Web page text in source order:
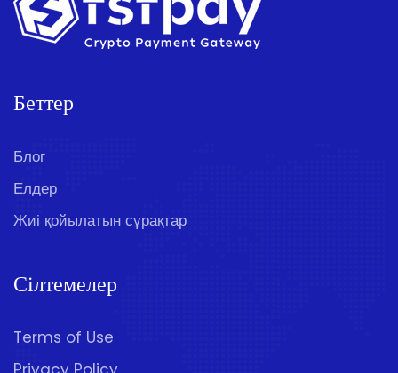
Беттер
Блог
Елдер
Жиі қойылатын сұрақтар
Сілтемелер
Terms of Use